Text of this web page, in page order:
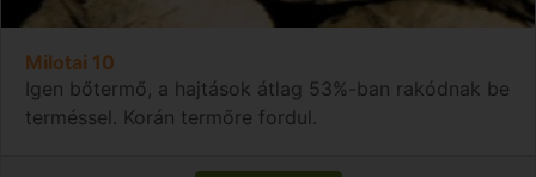
Milotai 10
Igen bőtermő, a hajtások átlag 53%-ban rakódnak be
terméssel. Korán termőre fordul.